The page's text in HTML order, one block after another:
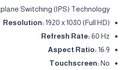
plane Switching (IPS) Technology
Resolution: 1920 x 1080 (Full HD)
Refresh Rate: 60 Hz
Aspect Ratio: 16:9
Touchscreen: No